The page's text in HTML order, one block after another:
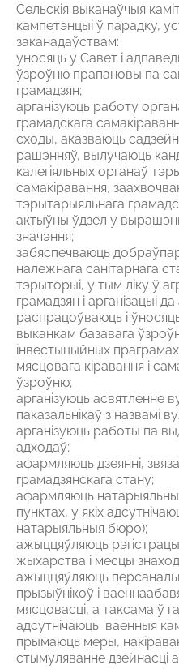
Сельскія выканаўчыя
кампетэнцыі ў парадку,
заканадаўствам:
уносяць у Савет і
ўзроўню прапановы па
грамадзян;
арганізуюць работу
грамадскага
сходы, аказваюць
рашэнняў, вылучаюць
калегіяльных органаў
самакіравання,
тэрытарыяльнага
актыўны ўдзел у
значэння;
забяспечваюць
належнага санітарнага
тэрыторыі, у тым ліку ў
грамадзян і арганізацыі
распрацоўваюць і
выканкам базавага
інвестыцыйных
мясцовага кіравання і
ўзроўню;
арганізуюць асвятленне
паказальнікаў з назвамі
арганізуюць работы па
адходаў;
афармляюць дзеянні,
грамадзянскага стану;
афармляюць
пунктах, у якіх
натарыяльныя бюро);
ажыццяўляюць
жыхарства і месцы
ажыццяўляюць
прызыўнікоў і
мясцовасці, а таксама ў
адсутнічаюць ваенныя
прымаюць меры,
стымуляванне дзейнасці